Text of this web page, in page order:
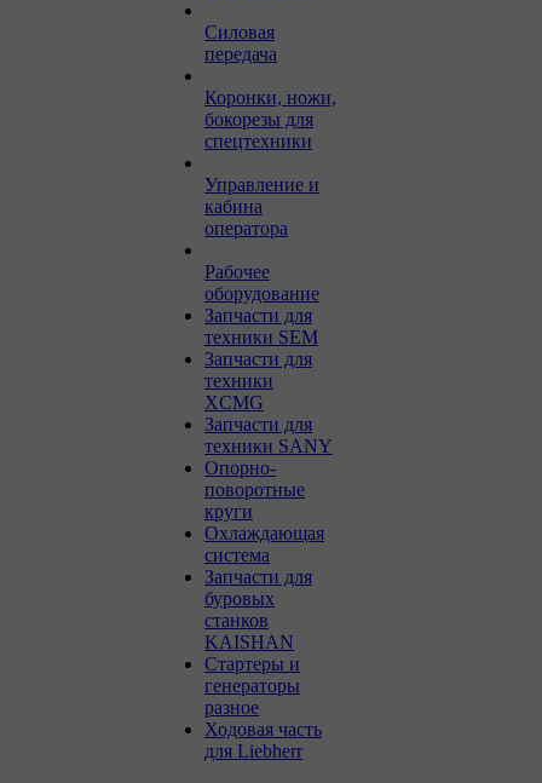
Силовая
передача
Коронки, ножи,
бокорезы для
спецтехники
Управление и
кабина
оператора
Рабочее
оборудование
Запчасти для
техники SEM
Запчасти для
техники
XCMG
Запчасти для
техники SANY
Опорно-
поворотные
круги
Охлаждающая
система
Запчасти для
буровых
станков
KAISHAN
Стартеры и
генераторы
разное
Ходовая часть
для Liebherr